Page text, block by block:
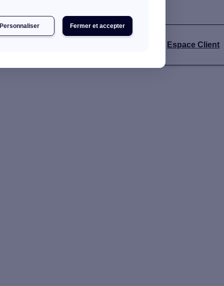
Fermer et accepter
Personnaliser
Espace Client